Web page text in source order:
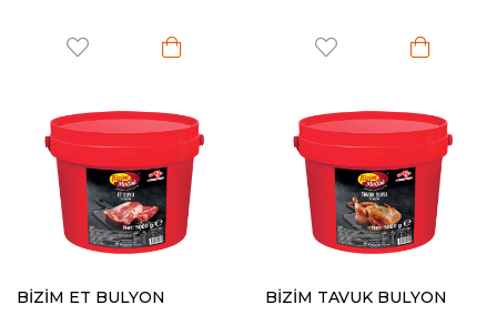
BİZİM ET BULYON
BİZİM TAVUK BULYON